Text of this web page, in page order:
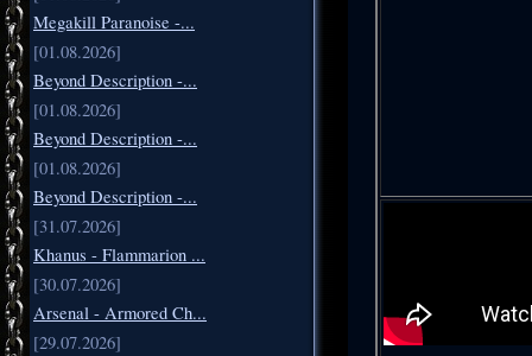
Megakill Paranoise -...
[01.08.2026]
Beyond Description -...
[01.08.2026]
Beyond Description -...
[01.08.2026]
Beyond Description -...
[31.07.2026]
Khanus - Flammarion ...
[30.07.2026]
Arsenal - Armored Ch...
[29.07.2026]